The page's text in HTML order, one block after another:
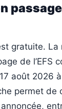
gratuite. La
de l’EFS
août 2026
permet de